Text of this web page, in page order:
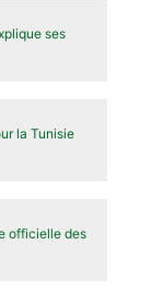
ses
la Tunisie
officielle des